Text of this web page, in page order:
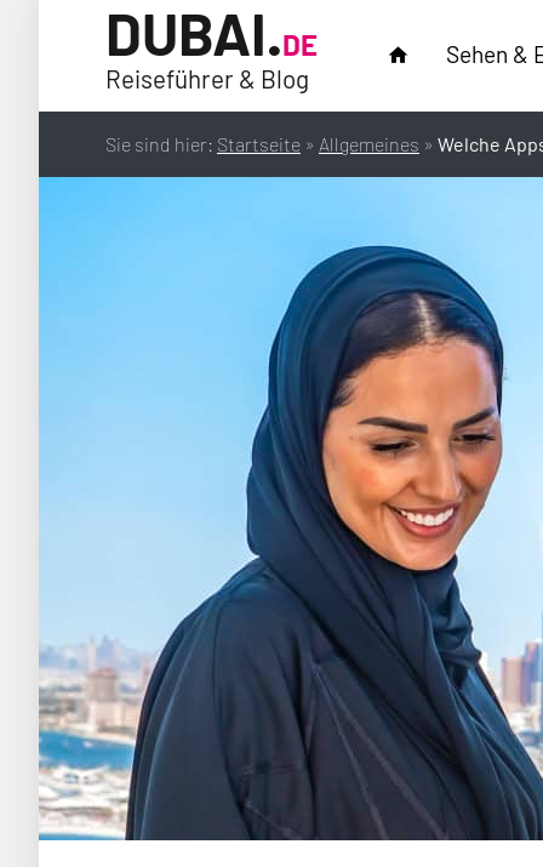
DUBAI.DE
Reiseführer & Blog
home Sehen &
Sie sind hier: Startseite » Allgemeines » Welche